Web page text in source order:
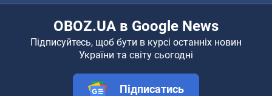
OBOZ.UA в Google News
Підписуйтесь, щоб бути в курсі останніх новин
України та світу сьогодні
Підписатись